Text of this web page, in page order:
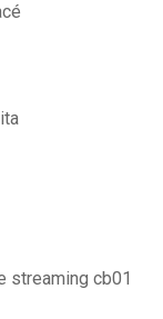
streaming cb01